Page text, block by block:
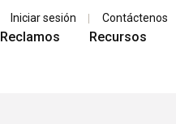
Iniciar sesión Contáctenos
Reclamos Recursos